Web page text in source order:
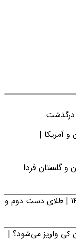
درگذشت
آمریکا |
و گلستان فردا
خبر فوری از قیمت طلا امروز شنبه ۱۷ مرداد ۱۴۰۵ | طلای دست دوم و
کی واریز می‌شود؟ |